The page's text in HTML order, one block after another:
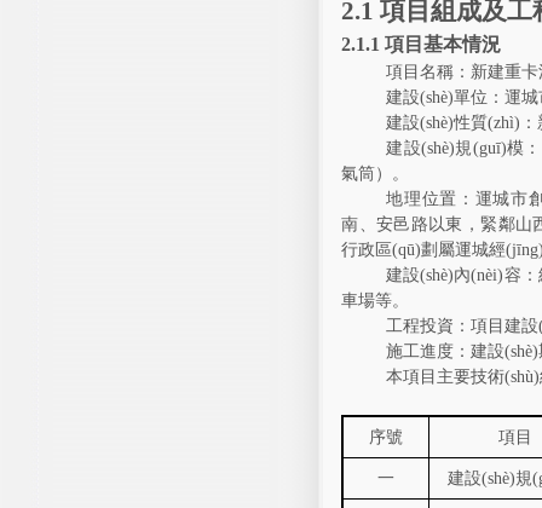
2.1 項目組成及工
2.1.1 項目基本情況
項目名稱：新建重
建設(shè)單位：運城
建設(shè)性質(zhì)：
建設(shè)規(guī)模
氣筒）
。
地理位置： 運城市
南、安邑路以東 ，緊鄰山
行政區(qū)劃屬運城經
建設(shè)內(nèi)容：
車場等。
工程投資：項目建設
施工進度：建設
本項目主要技術
序號 項目
一 建設(shè)規